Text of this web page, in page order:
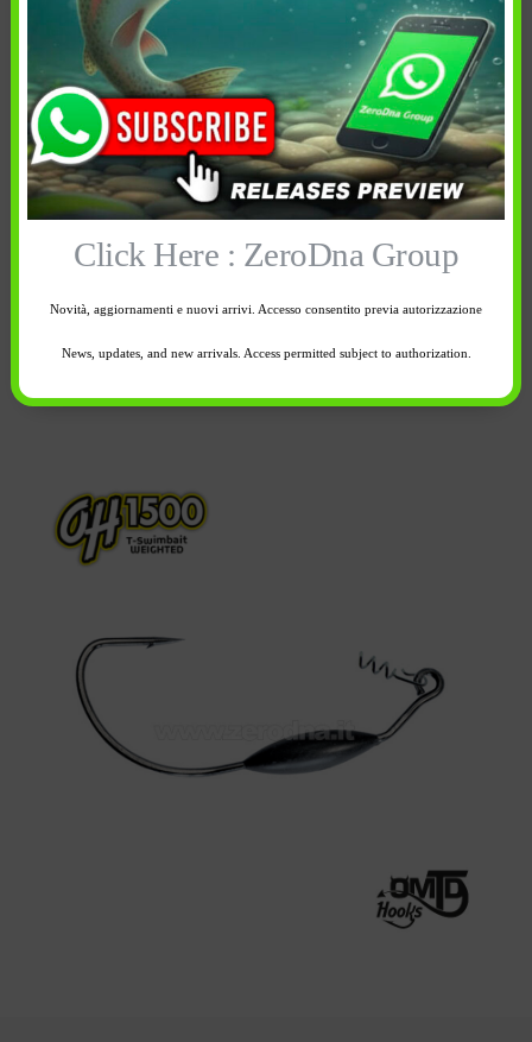
Informazioni aggiuntive
Spedizione e reso
In breve
Omtd TSwimbait Weighted
OH1500
L’ OH1500 è un amo offset già piombato con molla per
innescare shad o swimbait .
Click Here : ZeroDna Group
Novità, aggiornamenti e nuovi arrivi. Accesso consentito previa autorizzazione
News, updates, and new arrivals. Access permitted subject to authorization.